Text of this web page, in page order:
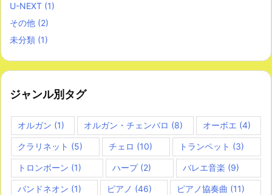
U-NEXT (1)
その他 (2)
未分類 (1)
ジャンル別タグ
オルガン (1) オルガン・チェンバロ (8) オーボエ (4)
クラリネット (5) チェロ (10) トランペット (3)
トロンボーン (1) ハープ(2) バレエ音楽 (9)
バンドネオン (1) ピアノ (46) ピアノ協奏曲 (11)